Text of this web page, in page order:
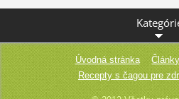
Úvodná stránka
Recepty s čagou pre